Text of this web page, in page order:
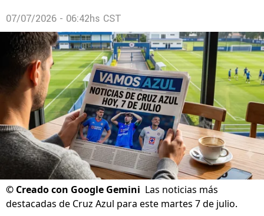
07/07/2026 - 06:42hs CST
© Creado con Google Gemini Las noticias más
destacadas de Cruz Azul para este martes 7 de julio.